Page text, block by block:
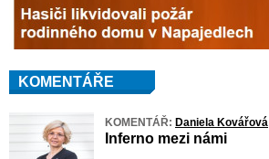
KOMENTÁŘE
KOMENTÁŘ: Daniela Kovářová
Inferno mezi námi